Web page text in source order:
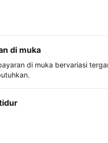
di muka
di muka bervariasi